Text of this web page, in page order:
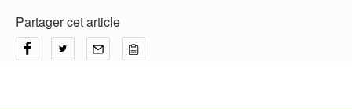
Partager cet article